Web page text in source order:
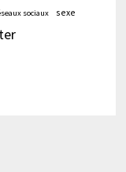
sociaux sexe